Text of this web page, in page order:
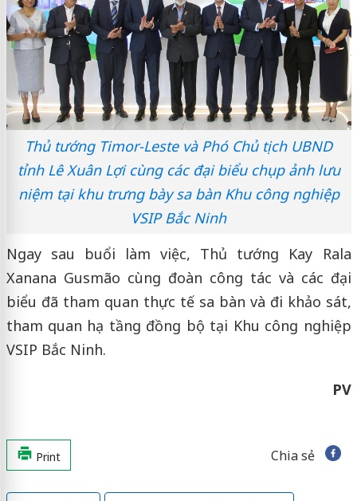
Thủ tướng Timor-Leste và Phó Chủ tịch UBND
tỉnh Lê Xuân Lợi cùng các đại biểu chụp ảnh lưu
niệm tại khu trưng bày sa bàn Khu công nghiệp
VSIP Bắc Ninh
Ngay sau buổi làm việc, Thủ tướng Kay Rala
Xanana Gusmão cùng đoàn công tác và các đại
biểu đã tham quan thực tế sa bàn và đi khảo sát,
tham quan hạ tầng đồng bộ tại Khu công nghiệp
VSIP Bắc Ninh.
PV
Print Chia sẻ